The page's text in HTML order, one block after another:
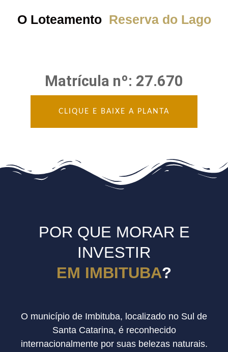
O Loteamento Reserva do Lago
Matrícula nº: 27.670
CLIQUE E BAIXE A PLANTA
POR QUE MORAR E
INVESTIR
EM IMBITUBA?
O município de Imbituba, localizado no Sul de
Santa Catarina, é reconhecido
internacionalmente por suas belezas naturais.